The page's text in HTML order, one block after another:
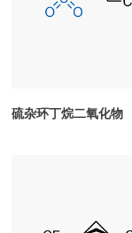
硫杂环丁烷二氧化物